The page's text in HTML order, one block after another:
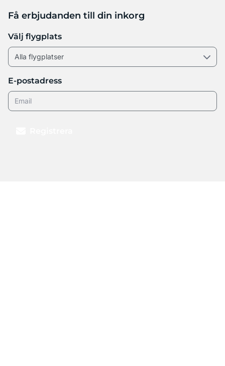
Få erbjudanden till din inkorg
Välj flygplats
E-postadress